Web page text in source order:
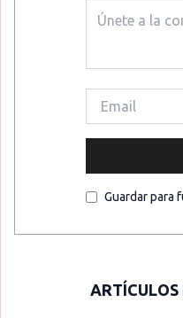
Guardar para